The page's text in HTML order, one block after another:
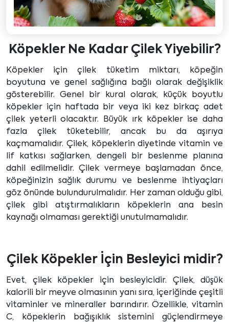
Köpekler Ne Kadar Çilek Yiyebilir?
Köpekler için çilek tüketim miktarı, köpeğin
boyutuna ve genel sağlığına bağlı olarak değişiklik
gösterebilir. Genel bir kural olarak, küçük boyutlu
köpekler için haftada bir veya iki kez birkaç adet
çilek yeterli olacaktır. Büyük ırk köpekler ise daha
fazla çilek tüketebilir, ancak bu da aşırıya
kaçmamalıdır. Çilek, köpeklerin diyetinde vitamin ve
lif katkısı sağlarken, dengeli bir beslenme planına
dahil edilmelidir. Çilek vermeye başlamadan önce,
köpeğinizin sağlık durumu ve beslenme ihtiyaçları
göz önünde bulundurulmalıdır. Her zaman olduğu gibi,
çilek gibi atıştırmalıkların köpeklerin ana besin
kaynağı olmaması gerektiği unutulmamalıdır.
Çilek Köpekler İçin Besleyici midir?
Evet, çilek köpekler için besleyicidir. Çilek, düşük
kalorili bir meyve olmasının yanı sıra, içeriğinde çeşitli
vitaminler ve mineraller barındırır. Özellikle, vitamin
C, köpeklerin bağışıklık sistemini güçlendirmeye